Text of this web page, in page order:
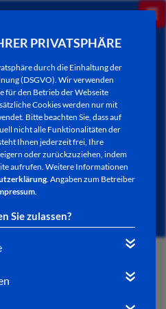
PRIVATSPHÄRE
durch die Einhaltung der
(DSGVO). Wir verwenden
für den Betrieb der Webseite
Cookies werden nur mit
Bitte beachten Sie, dass auf
nicht alle Funktionalitäten der
Ihnen jederzeit frei, Ihre
oder zurückzuziehen, indem
aufrufen. Weitere Informationen
. Angaben zum Betreiber
.
Sie zulassen?
CITY LETTER